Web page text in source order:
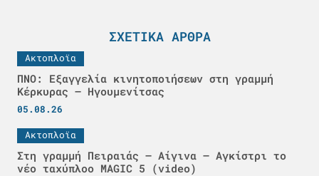
ΣΧΕΤΙΚΆ ΆΡΘΡΑ
Ακτοπλοϊα
ΠΝΟ: Εξαγγελία κινητοποιήσεων στη γραμμή
Κέρκυρας – Ηγουμενίτσας
05.08.26
Ακτοπλοϊα
Στη γραμμή Πειραιάς – Αίγινα – Αγκίστρι το
νέο ταχύπλοο MAGIC 5 (video)